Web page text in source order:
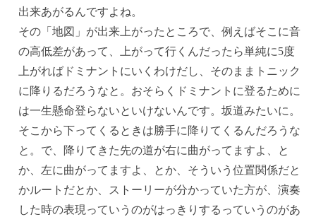
出来あがるんですよね。
その「地図」が出来上がったところで、例えばそこに音
の高低差があって、上がって行くんだったら単純に5度
上がればドミナントにいくわけだし、そのままトニック
に降りるだろうなと。おそらくドミナントに登るために
は一生懸命登らないといけないんです。坂道みたいに。
そこから下ってくるときは勝手に降りてくるんだろうな
と。で、降りてきた先の道が右に曲がってますよ、と
か、左に曲がってますよ、とか、そういう位置関係だと
かルートだとか、ストーリーが分かっていた方が、演奏
した時の表現っていうのがはっきりするっていうのがあ